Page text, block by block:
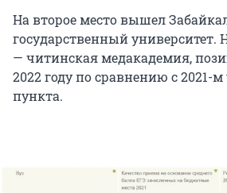
На второе место вышел
государственный университет.
— читинская медакадемия,
2022 году по сравнению с 2021-м
пункта.